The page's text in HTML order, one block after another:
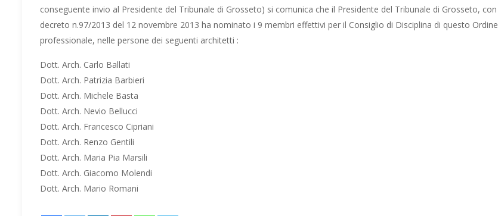
conseguente invio al Presidente del Tribunale di Grosseto) si comunica che il Presidente del Tribunale di Grosseto, con
decreto n.97/2013 del 12 novembre 2013 ha nominato i 9 membri effettivi per il Consiglio di Disciplina di questo Ordine
professionale, nelle persone dei seguenti architetti :
Dott. Arch. Carlo Ballati
Dott. Arch. Patrizia Barbieri
Dott. Arch. Michele Basta
Dott. Arch. Nevio Bellucci
Dott. Arch. Francesco Cipriani
Dott. Arch. Renzo Gentili
Dott. Arch. Maria Pia Marsili
Dott. Arch. Giacomo Molendi
Dott. Arch. Mario Romani